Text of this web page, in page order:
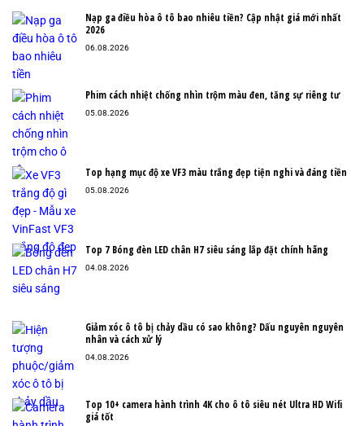
Nạp ga điều hòa ô tô bao nhiêu tiền? Cập nhật giá mới nhất
2026
06.08.2026
Phim cách nhiệt chống nhìn trộm màu đen, tăng sự riêng tư
05.08.2026
Top hạng mục độ xe VF3 màu trắng đẹp tiện nghi và đáng tiền
05.08.2026
Top 7 Bóng đèn LED chân H7 siêu sáng lắp đặt chính hãng
04.08.2026
Giảm xóc ô tô bị chảy dầu có sao không? Dấu nguyên nguyên
nhân và cách xử lý
04.08.2026
Top 10+ camera hành trình 4K cho ô tô siêu nét Ultra HD Wifi
giá tốt